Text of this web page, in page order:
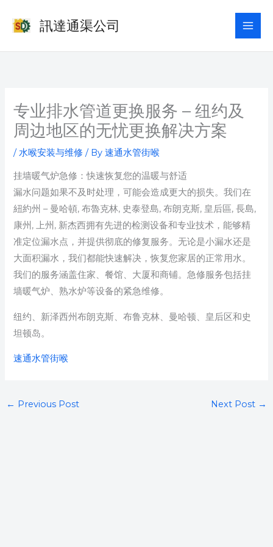
訊達通渠公司
专业排水管道更换服务 – 纽约及
周边地区的无忧更换解决方案
/ 水喉安装与维修 / By速通水管街喉
挂墙暖气炉急修：快速恢复您的温暖与舒适
漏水问题如果不及时处理，可能会造成更大的损失。我们在
紐約州 – 曼哈頓, 布魯克林, 史泰登島, 布朗克斯, 皇后區, 長島,
康州, 上州, 新杰西拥有先进的检测设备和专业技术，能够精
准定位漏水点，并提供彻底的修复服务。无论是小漏水还是
大面积漏水，我们都能快速解决，恢复您家居的正常用水。
我们的服务涵盖住家、餐馆、大厦和商铺。急修服务包括挂
墙暖气炉、熟水炉等设备的紧急维修。
纽约、新泽西州布朗克斯、布鲁克林、曼哈顿、皇后区和史
坦顿岛。
速通水管街喉
← Previous Post Next Post →